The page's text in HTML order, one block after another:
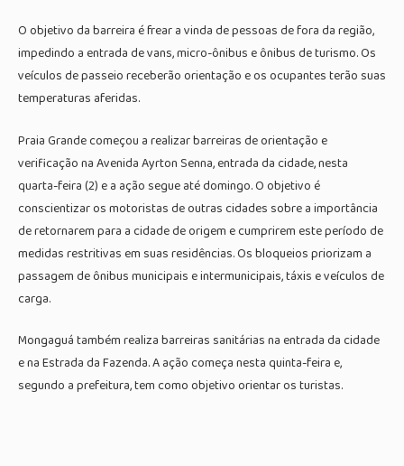
O objetivo da barreira é frear a vinda de pessoas de fora da região,
impedindo a entrada de vans, micro-ônibus e ônibus de turismo. Os
veículos de passeio receberão orientação e os ocupantes terão suas
temperaturas aferidas.
Praia Grande começou a realizar barreiras de orientação e
verificação na Avenida Ayrton Senna, entrada da cidade, nesta
quarta-feira (2) e a ação segue até domingo. O objetivo é
conscientizar os motoristas de outras cidades sobre a importância
de retornarem para a cidade de origem e cumprirem este período de
medidas restritivas em suas residências. Os bloqueios priorizam a
passagem de ônibus municipais e intermunicipais, táxis e veículos de
carga.
Mongaguá também realiza barreiras sanitárias na entrada da cidade
e na Estrada da Fazenda. A ação começa nesta quinta-feira e,
segundo a prefeitura, tem como objetivo orientar os turistas.